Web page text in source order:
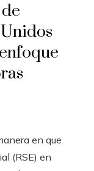
en que
(RSE) en